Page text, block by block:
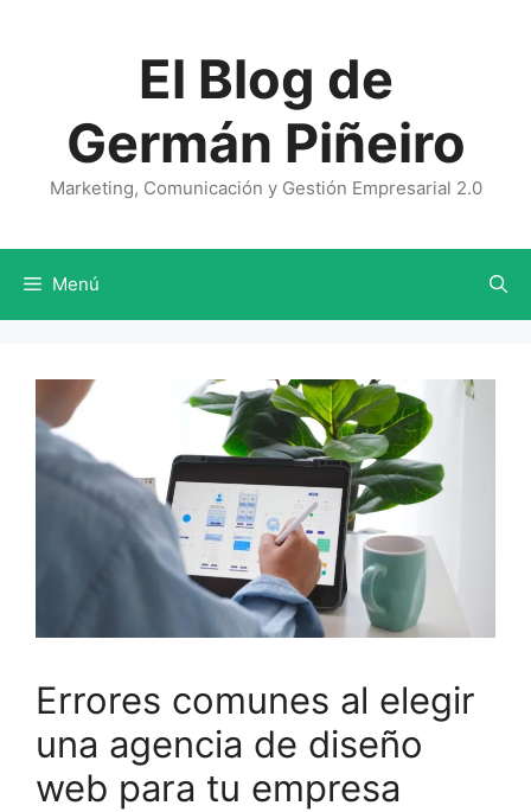
El Blog de
Germán Piñeiro
Marketing, Comunicación y Gestión Empresarial 2.0
Menú
Errores comunes al elegir
una agencia de diseño
web para tu empresa